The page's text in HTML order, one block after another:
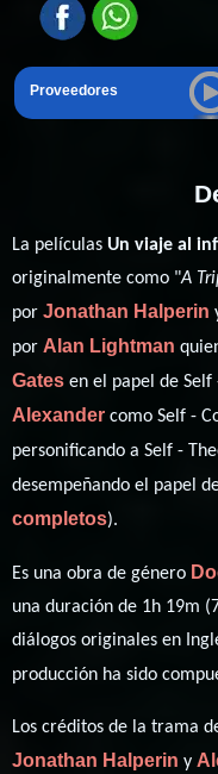
Proveedores
La películas Un viaje al
originalmente como "A
por Jonathan Halperin
por Alan Lightman
Gates en el papel de Self
Alexander como Self -
personificando a Self -
desempeñando el papel
completos).
Es una obra de género
una duración de 1h 19m
diálogos originales en
producción ha sido
Los créditos de la trama
Jonathan Halperin y